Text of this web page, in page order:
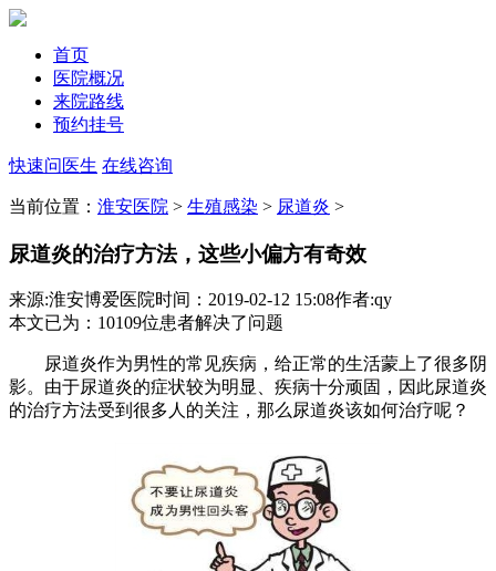
首页
医院概况
来院路线
预约挂号
快速问医生 在线咨询
当前位置： 淮安医院 > 生殖感染 > 尿道炎 >
尿道炎的治疗方法，这些小偏方有奇效
来源:淮安博爱医院时间：2019-02-12 15:08作者:qy
本文已为 ：10109位患者解决了问题
尿道炎作为男性的常见疾病，给正常的生活蒙上了很多阴
影。由于尿道炎的症状较为明显、疾病十分顽固，因此尿道炎
的治疗方法受到很多人的关注，那么尿道炎该如何治疗呢？